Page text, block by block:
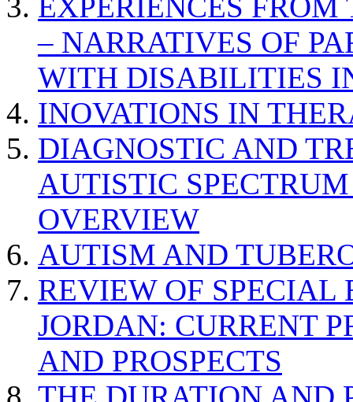
EXPERIENCES
– NARRATIVES OF
WITH DISABILITIES
INOVATIONS IN
DIAGNOSTIC AND
AUTISTIC
OVERVIEW
AUTISM AND
REVIEW OF SPECIAL
JORDAN: CURRENT
AND PROSPECTS